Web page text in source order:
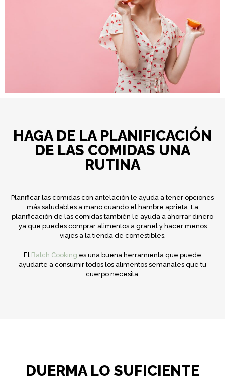
HAGA DE LA PLANIFICACIÓN
DE LAS COMIDAS UNA
RUTINA
Planificar las comidas con antelación le ayuda a tener opciones
más saludables a mano cuando el hambre aprieta. La
planificación de las comidas también le ayuda a ahorrar dinero
ya que puedes comprar alimentos a granel y hacer menos
viajes a la tienda de comestibles.
El Batch Cooking es una buena herramienta que puede
ayudarte a consumir todos los alimentos semanales que tu
cuerpo necesita.
DUERMA LO SUFICIENTE